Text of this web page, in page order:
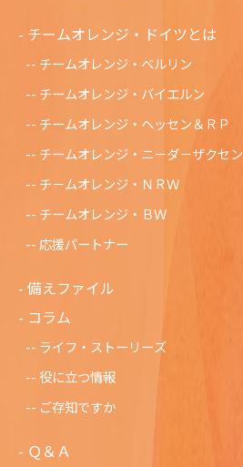
チームオレンジ・ドイツとは
チームオレンジ・ベルリン
チームオレンジ・バイエルン
チームオレンジ・ヘッセン＆ＲＰ
チームオレンジ・ニ－ダ－ザクセン
チ－ムオレンジ・ＮＲＷ
チームオレンジ・ＢＷ
応援パートナー
備えファイル
コラム
ライフ・ストーリーズ
役に立つ情報
ご存知ですか
Ｑ＆Ａ